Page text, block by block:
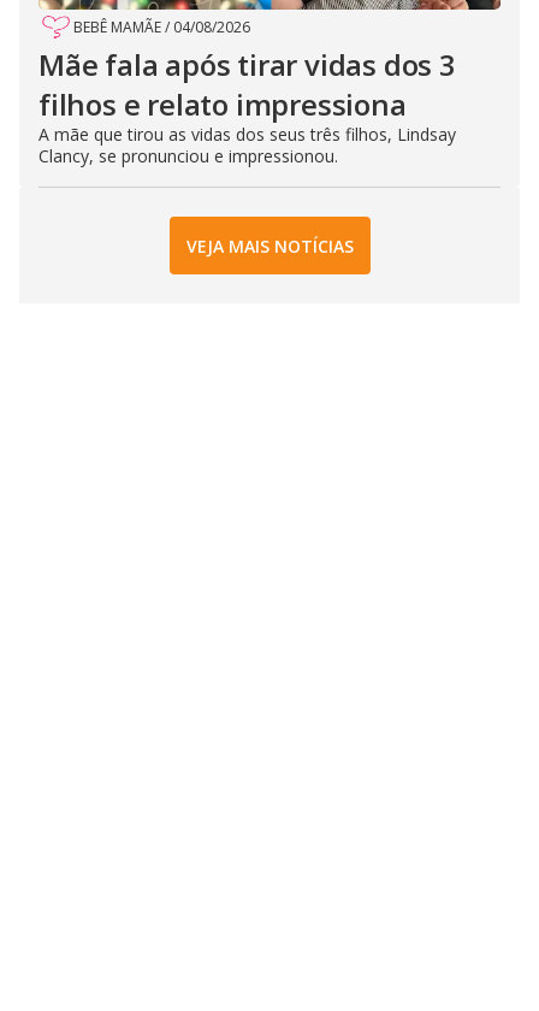
BEBÊ MAMÃE/ 04/08/2026
Mãe fala após tirar vidas dos 3
filhos e relato impressiona
A mãe que tirou as vidas dos seus três filhos, Lindsay
Clancy, se pronunciou e impressionou.
VEJA MAIS NOTÍCIAS